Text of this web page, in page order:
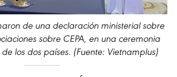
de una declaración ministerial sobre
sobre CEPA, en una ceremonia
los dos países. (Fuente: Vietnamplus)